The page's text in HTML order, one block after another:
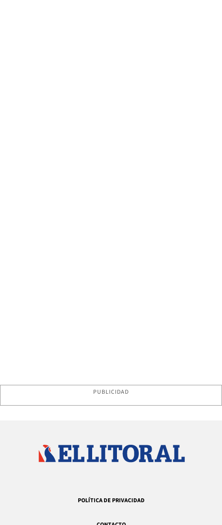
PUBLICIDAD
POLÍTICA DE PRIVACIDAD